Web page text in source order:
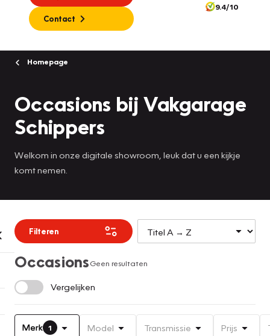
Contact
9.4/10
Homepage
Occasions bij Vakgarage
Schippers
Welkom in onze digitale showroom, leuk dat u een kijkje
komt nemen.
Filteren
OccasionsGeen resultaten
Vergelijken
Merk 1 Model Transmissie Prijs